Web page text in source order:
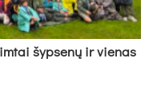
šyp­se­nų ir vie­nas